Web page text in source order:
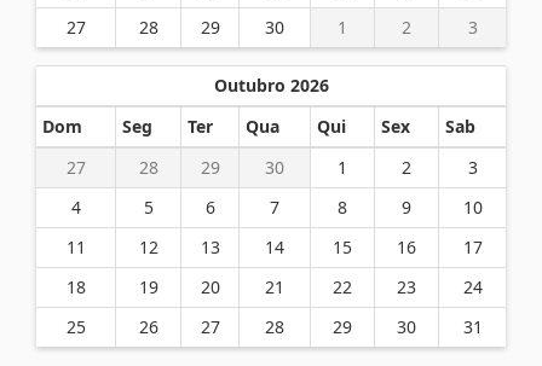
27
28 29 30 1 2 3
Outubro 2026
Dom
Seg Ter Qua Qui Sex
Sab
27
28 29 30 1 2
3
4
5 6 7 8 9
10
11
12 13 14 15 16
17
18
19 20 21 22 23
24
25
26 27 28 29 30 31